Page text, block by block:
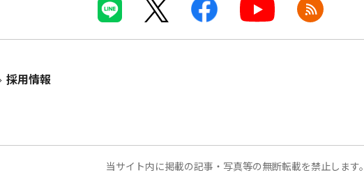
採用情報
当サイト内に掲載の記事・写真等の無断転載を禁止します。